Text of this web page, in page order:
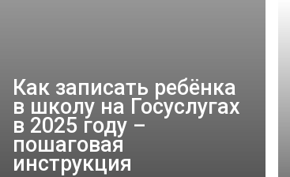
Как записать ребёнка
в школу на Госуслугах
в 2025 году –
пошаговая
инструкция